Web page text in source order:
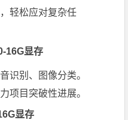
轻松应对复杂任
16G显存
识别、图像分类。
项目突破性进展。
显存